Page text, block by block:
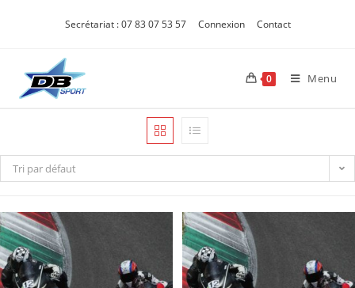
Secrétariat : 07 83 07 53 57 Connexion Contact
0 Menu
Tri par défaut